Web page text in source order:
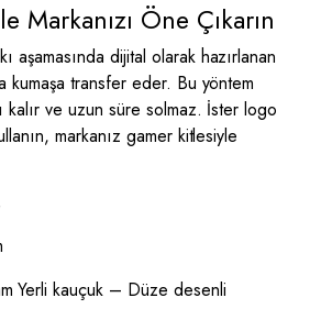
Markanızı Öne Çıkarın
aşamasında dijital olarak hazırlanan
kumaşa transfer eder. Bu yöntem
kalır ve uzun süre solmaz. İster logo
markanız gamer kitlesiyle
Yerli kauçuk – Düze desenli